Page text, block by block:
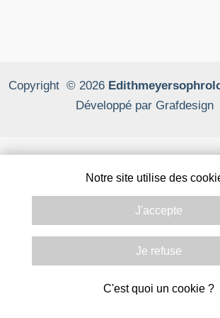
Copyright © 2026
Développé par Grafdesign
Notre site utilise des
J'accepte
Je refuse
C'est quoi un cookie ?